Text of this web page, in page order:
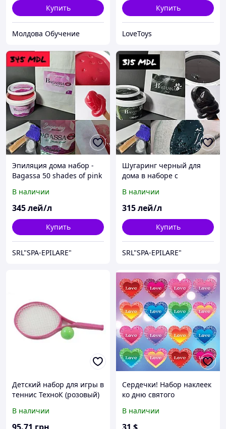
Купить
Молдова Обучение
Купить
LoveToys
Эпиляция дома набор -
Bagassa 50 shades of pink
В наличии
345лей/л
Купить
SRL"SPA-EPILARE"
Шугаринг черный для
дома в наборе с
В наличии
315лей/л
Купить
SRL"SPA-EPILARE"
Детский набор для игры в
теннис ТехноК (розовый)
В наличии
Сердечки! Набор наклеек
ко дню святого
В наличии